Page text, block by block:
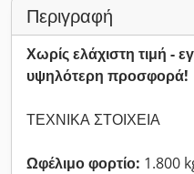
Περιγραφή
Χωρίς ελάχιστη τιμή -
υψηλότερη προσφορά!
ΤΕΧΝΙΚΑ ΣΤΟΙΧΕΙΑ
Ωφέλιμο φορτίο: 1.800